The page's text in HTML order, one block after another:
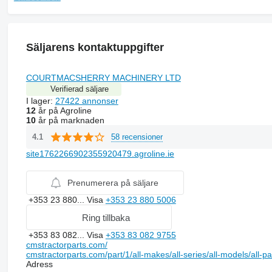
Säljarens kontaktuppgifter
COURTMACSHERRY MACHINERY LTD
Verifierad säljare
I lager: 27422 annonser
12år på Agroline
10år på marknaden
4.1 58 recensioner
site1762266902355920479.agroline.ie
Prenumerera på säljare
+353 23 880... Visa +353 23 880 5006
Ring tillbaka
+353 83 082... Visa +353 83 082 9755
cmstractorparts.com/
cmstractorparts.com/part/1/all-makes/all-series/all-models/all-
Adress